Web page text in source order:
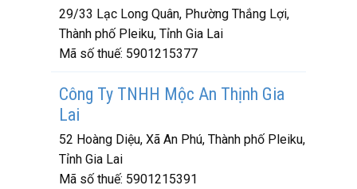
29/33 Lạc Long Quân, Phường Thắng Lợi,
Thành phố Pleiku, Tỉnh Gia Lai
Mã số thuế: 5901215377
Công Ty TNHH Mộc An Thịnh Gia
Lai
52 Hoàng Diệu, Xã An Phú, Thành phố Pleiku,
Tỉnh Gia Lai
Mã số thuế: 5901215391